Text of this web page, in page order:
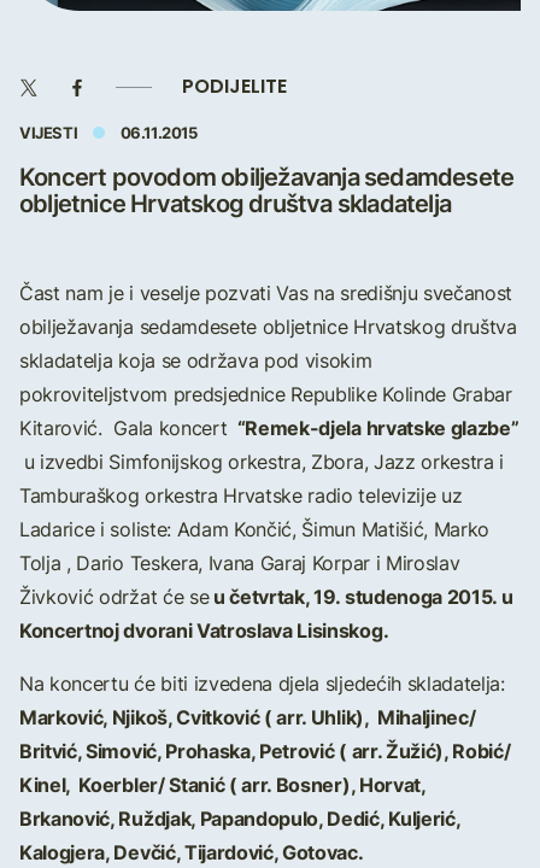
PODIJELITE
VIJESTI 06.11.2015
Koncert povodom obilježavanja sedamdesete
obljetnice Hrvatskog društva skladatelja
Čast nam je i veselje pozvati Vas na središnju svečanost
obilježavanja sedamdesete obljetnice Hrvatskog društva
skladatelja koja se održava pod visokim
pokroviteljstvom predsjednice Republike Kolinde Grabar
Kitarović. Gala koncert “Remek-djela hrvatske glazbe”
u izvedbi Simfonijskog orkestra, Zbora, Jazz orkestra i
Tamburaškog orkestra Hrvatske radio televizije uz
Ladarice i soliste: Adam Končić, Šimun Matišić, Marko
Tolja , Dario Teskera, Ivana Garaj Korpar i Miroslav
Živković održat će seu četvrtak, 19. studenoga 2015. u
Koncertnoj dvorani Vatroslava Lisinskog.
Na koncertu će biti izvedena djela sljedećih skladatelja:
Marković, Njikoš, Cvitković ( arr. Uhlik), Mihaljinec/
Britvić, Simović, Prohaska, Petrović ( arr. Žužić), Robić/
Kinel, Koerbler/ Stanić ( arr. Bosner), Horvat,
Brkanović, Ruždjak, Papandopulo, Dedić, Kuljerić,
Kalogjera, Devčić, Tijardović, Gotovac.